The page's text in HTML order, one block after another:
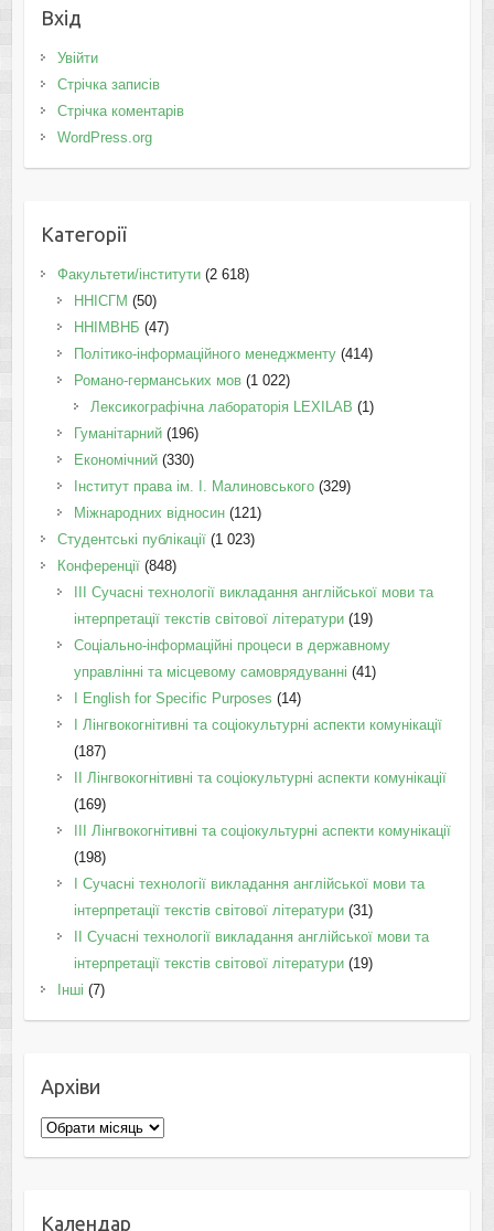
Вхід
Увійти
Стрічка записів
Стрічка коментарів
WordPress.org
Категорії
Факультети/інститути(2 618)
ННІСГМ (50)
ННІМВНБ (47)
Політико-інформаційного менеджменту(414)
Романо-германських мов(1 022)
Лексикографічна лабораторія LEXILAB (1)
Гуманітарний(196)
Економічний(330)
Інститут права ім. І. Малиновського(329)
Міжнародних відносин(121)
Студентські публікації(1 023)
Конференції(848)
III Сучасні технології викладання англійської мови та
інтерпретації текстів світової літератури(19)
Соціально-інформаційні процеси в державному
управлінні та місцевому самоврядуванні (41)
І English for Specific Purposes (14)
I Лінгвокогнітивні та соціокультурні аспекти комунікації
(187)
IІ Лінгвокогнітивні та соціокультурні аспекти комунікації
(169)
IІI Лінгвокогнітивні та соціокультурні аспекти комунікації
(198)
I Cучасні технології викладання англійської мови та
інтерпретації текстів світової літератури(31)
II Cучасні технології викладання англійської мови та
інтерпретації текстів світової літератури(19)
Інші (7)
Архіви
Архіви
Календар